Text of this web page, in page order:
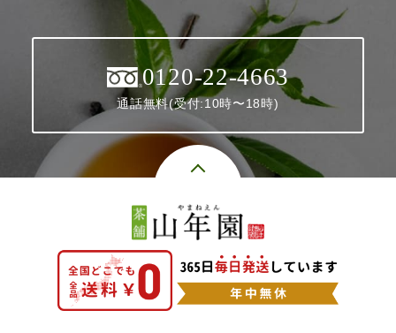
0120-22-4663
通話無料(受付:10時〜18時)